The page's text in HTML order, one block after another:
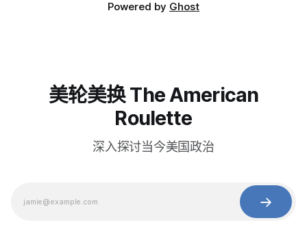
Powered by Ghost
美轮美换 The American
Roulette
深入探讨当今美国政治